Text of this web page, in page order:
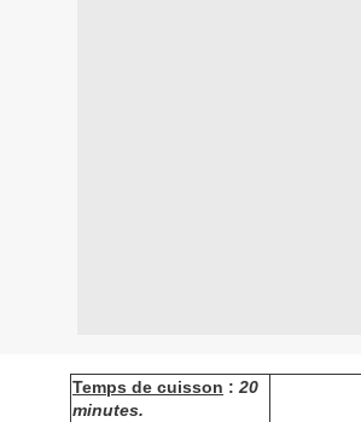
Temps de cuisson : 20
minutes.